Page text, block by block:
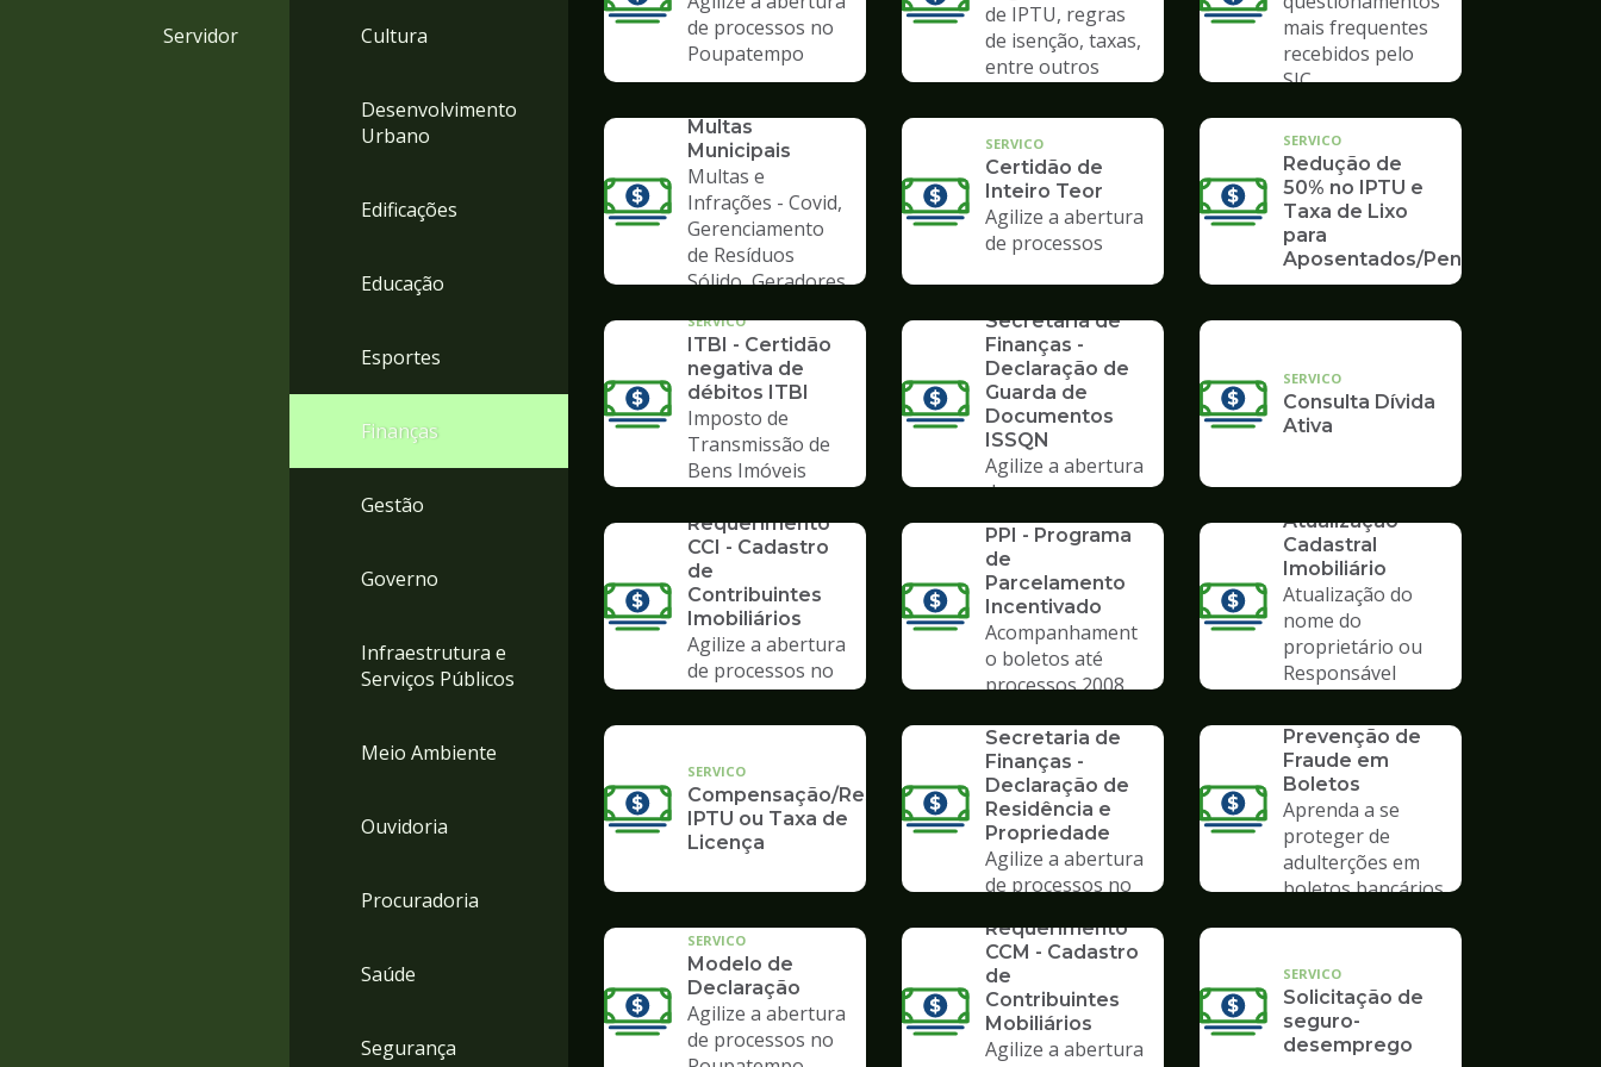
Servidor Cultura
Desenvolvimento
Urbano
Edificações
Educação
Esportes
Finanças
Gestão
Governo
Infraestrutura e
Serviços Públicos
Meio Ambiente
Ouvidoria
Procuradoria
Saúde
Segurança
de processos no
Poupatempo
de IPTU, regras
de isenção, taxas,
entre outros
mais frequentes
recebidos pelo
SIC
SERVICO
Multas
Municipais
Multas e
Infrações - Covid,
Gerenciamento
de Resíduos
Sólido, Geradores
SERVICO
Certidão de
Inteiro Teor
Agilize a abertura
de processos
SERVICO
Redução de
50% no IPTU e
Taxa de Lixo
para
Aposentados/Pensionistas
SERVICO
ITBI - Certidão
negativa de
débitos ITBI
Imposto de
Transmissão de
Bens Imóveis
Secretaria de
Finanças -
Declaração de
Guarda de
Documentos
ISSQN
Agilize a abertura
de processos no
Poupatempo
SERVICO
Consulta Dívida
Ativa
Requerimento
CCI - Cadastro
de
Contribuintes
Imobiliários
Agilize a abertura
de processos no
Poupatempo
PPI - Programa
de
Parcelamento
Incentivado
Acompanhament
o boletos até
processos 2008
Atualização
Cadastral
Imobiliário
Atualização do
nome do
proprietário ou
Responsável
SERVICO
Compensação/Restituição
IPTU ou Taxa de
Licença
SERVICO
Secretaria de
Finanças -
Declaração de
Residência e
Propriedade
Agilize a abertura
de processos no
Prevenção de
Fraude em
Boletos
Aprenda a se
proteger de
adulterções em
boletos bancários
SERVICO
Modelo de
Declaração
Agilize a abertura
de processos no
Requerimento
CCM - Cadastro
de
Contribuintes
Mobiliários
Agilize a abertura
SERVICO
Solicitação de
seguro-
desemprego